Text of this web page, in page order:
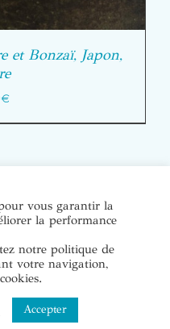
et Bonzaï, Japon,
€
Tous droits réservés. |
Mentions légales et politique
vous garantir la
la performance
notre politique de
votre navigation,
Accepter